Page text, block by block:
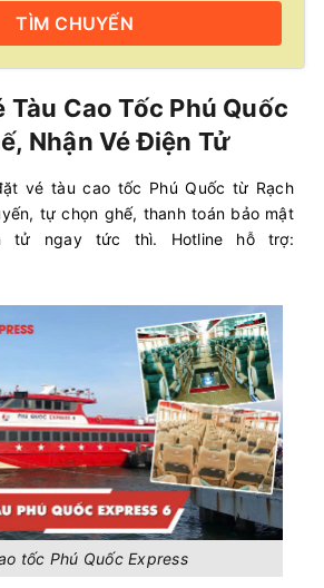
TÌM CHUYẾN
Tàu Cao Tốc Phú Quốc
Nhận Vé Điện Tử
vé tàu cao tốc Phú Quốc từ Rạch
tự chọn ghế, thanh toán bảo mật
tử ngay tức thì. Hotline hỗ trợ:
tốc Phú Quốc Express